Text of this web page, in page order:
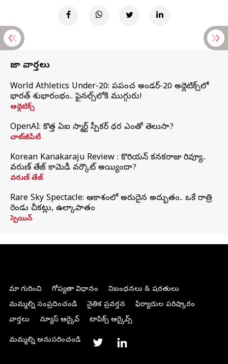
తాజా వార్తలు
World Athletics Under-20: ప్రపంచ అండర్-20 అథ్లెటిక్స్‌లో
భారత్‌ శుభారంభం.. ఫైనల్స్‌లోకి ముగ్గురు!
అథ్లెటిక్స్
OpenAI: కొత్త ఏఐ స్మార్ట్ స్పీకర్ ధర ఎంతో తెలుసా?
చాట్‌జీపీటీ
Korean Kanakaraju Review : కొరియన్ కనకరాజు రివ్యూ..
వరుణ్ తేజ్ కామెడీ వర్కౌట్ అయ్యిందా?
వరుణ్ తేజ్
Rare Sky Spectacle: ఆకాశంలో అరుదైన అద్భుతం.. ఒకే రాత్రి
రెండు చీకట్లు, ఉల్కాపాతం
స్పెయిన్
మా గురించి గోప్యతా విధానం
నిబంధనలు & షరతులు
మమ్మల్ని సంప్రదించండి
నైతిక ప్రవర్తన
ఫిర్యాదుల పరిష్కారం
వార్తలు
న్యూస్ ఆర్కైవ్ టాపిక్స్ ఆర్కైవ్స్
మమ్మల్ని అనుసరించండి